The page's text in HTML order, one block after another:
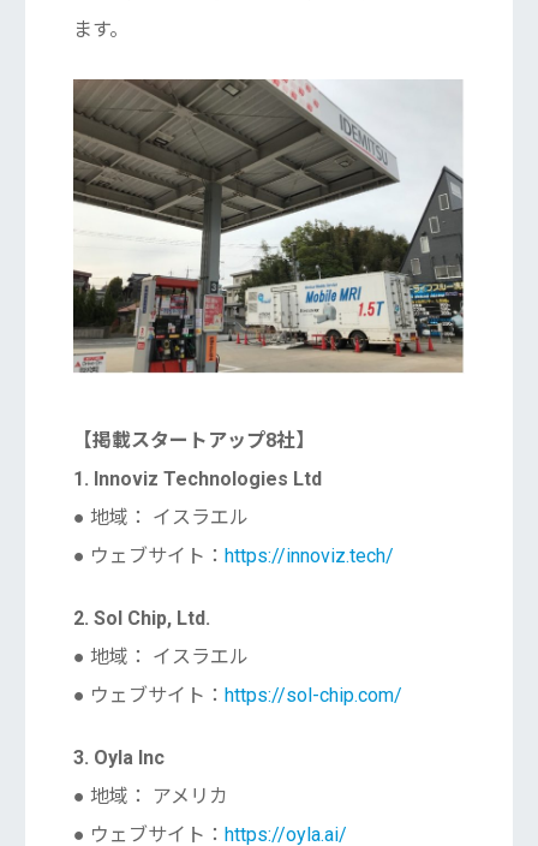
ます。
【掲載スタートアップ8社】
1. Innoviz Technologies Ltd
● 地域： イスラエル
● ウェブサイト： https://innoviz.tech/
2. Sol Chip, Ltd.
● 地域： イスラエル
● ウェブサイト： https://sol-chip.com/
3. Oyla Inc
● 地域： アメリカ
● ウェブサイト： https://oyla.ai/